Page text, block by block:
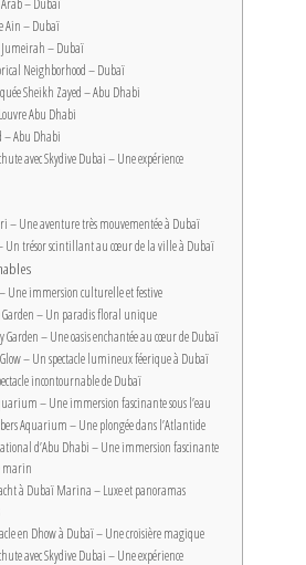
– Dubaï
Ain – Dubaï
Jumeirah – Dubaï
Neighborhood – Dubaï
Sheikh Zayed – Abu Dhabi
Abu Dhabi
– Abu Dhabi
avec Skydive Dubai – Une expérience
– Une aventure très mouvementée à Dubaï
– Un trésor scintillant au cœur de la ville à Dubaï
Une immersion culturelle et festive
– Un paradis floral unique
– Une oasis enchantée au cœur de Dubaï
– Un spectacle lumineux féerique à Dubaï
incontournable de Dubaï
– Une immersion fascinante sous l’eau
Aquarium – Une plongée dans l’Atlantide
d’Abu Dhabi – Une immersion fascinante
marin
à Dubaï Marina – Luxe et panoramas
en Dhow à Dubaï – Une croisière magique
avec Skydive Dubai – Une expérience